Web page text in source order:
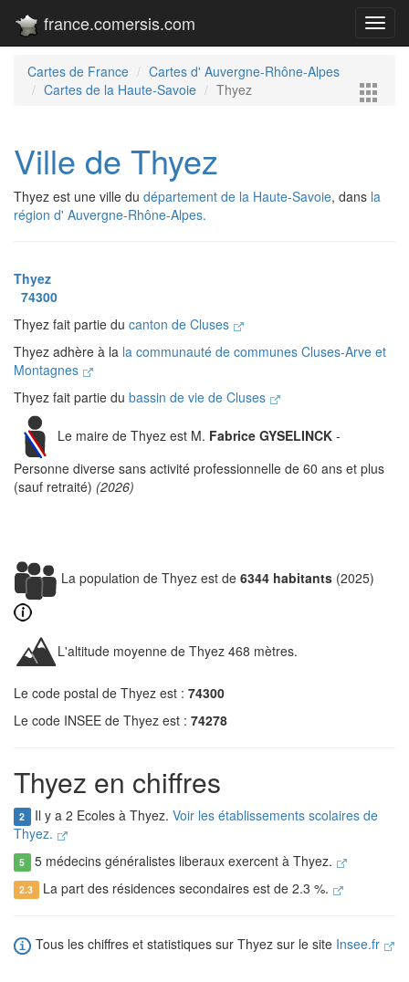
france.comersis.com
Cartes de France
Cartes d' Auvergne-Rhône-Alpes
Cartes de la Haute-Savoie
Thyez
Ville de Thyez
Thyez est une ville du département de la Haute-Savoie, dans la
région d' Auvergne-Rhône-Alpes.
Thyez
74300
Thyez fait partie du canton de Cluses
Thyez adhère à la la communauté de communes Cluses-Arve et
Montagnes
Thyez fait partie du bassin de vie de Cluses
Le maire de Thyez est M. Fabrice GYSELINCK -
Personne diverse sans activité professionnelle de 60 ans et plus
(sauf retraité) (2026)
La population de Thyez est de 6344 habitants (2025)
L'altitude moyenne de Thyez 468 mètres.
Le code postal de Thyez est : 74300
Le code INSEE de Thyez est : 74278
Thyez en chiffres
2 Il y a 2 Ecoles à Thyez. Voir les établissements scolaires de
Thyez.
5 5 médecins généralistes liberaux exercent à Thyez.
2.3 La part des résidences secondaires est de 2.3 %.
Tous les chiffres et statistiques sur Thyez sur le site Insee.fr